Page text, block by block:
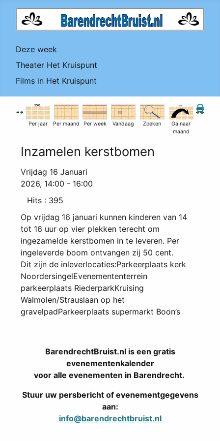
Deze week
Theater Het Kruispunt
Films in Het Kruispunt
Per jaar Per maand Per week Vandaag Zoeken
Ga naar
maand
Inzamelen kerstbomen
Vrijdag 16 Januari
2026, 14:00 - 16:00
Hits : 395
Op vrijdag 16 januari kunnen kinderen van 14
tot 16 uur op vier plekken terecht om
ingezamelde kerstbomen in te leveren. Per
ingeleverde boom ontvangen zij 50 cent.
Dit zijn de inleverlocaties:Parkeerplaats kerk
NoordersingelEvenemententerrein
parkeerplaats RiederparkKruising
Walmolen/Strauslaan op het
gravelpadParkeerplaats supermarkt Boon’s
BarendrechtBruist.nl is een gratis
evenementenkalender
voor alle evenementen in Barendrecht.
Stuur uw persbericht of evenementgegevens
aan:
info@barendrechtbruist.nl